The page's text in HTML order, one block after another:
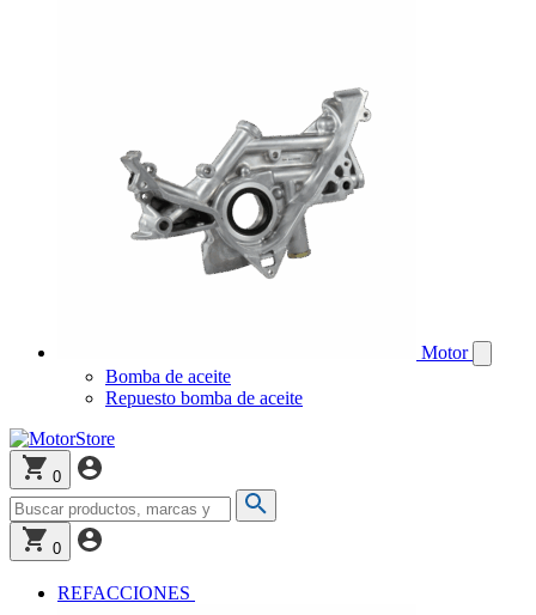
Motor
Bomba de aceite
Repuesto bomba de aceite
0
0
REFACCIONES